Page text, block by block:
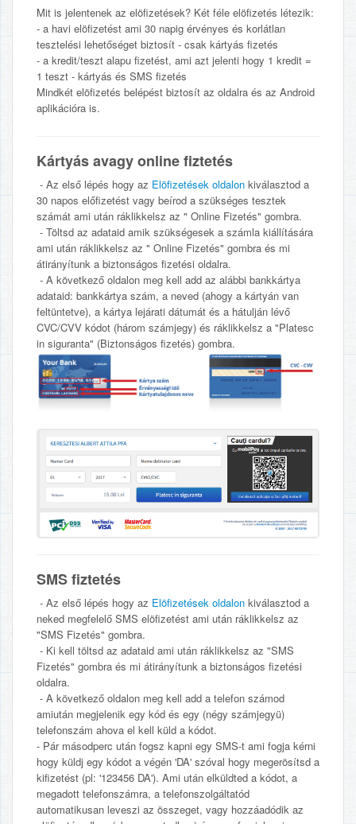
Mit is jelentenek az elöfizetések? Két féle elöfizetés létezik:
- a havi elöfizetést ami 30 napig érvényes és korlátlan
tesztelési lehetőséget biztosít - csak kártyás fizetés
- a kredit/teszt alapu fizetést, ami azt jelenti hogy 1 kredit =
1 teszt - kártyás és SMS fizetés
Mindkét elöfizetés belépést biztosít az oldalra és az Android
aplikációra is.
Kártyás avagy online fiztetés
- Az első lépés hogy az Elöfizetések oldalon kiválasztod a
30 napos előfizetést vagy beírod a szükséges tesztek
számát ami után ráklikkelsz az " Online Fizetés" gombra.
- Töltsd az adataid amik szükségesek a számla kiállítására
ami után ráklikkelsz az " Online Fizetés" gombra és mi
átirányítunk a biztonságos fizetési oldalra.
- A következő oldalon meg kell add az alábbi bankkártya
adataid: bankkártya szám, a neved (ahogy a kártyán van
feltüntetve), a kártya lejárati dátumát és a hátulján lévő
CVC/CVV kódot (három számjegy) és ráklikkelsz a "Platesc
in siguranta" (Biztonságos fizetés) gombra.
SMS fiztetés
- Az első lépés hogy az Elöfizetések oldalon kiválasztod a
neked megfelelő SMS elöfizetést ami után ráklikkelsz az
"SMS Fizetés" gombra.
- Ki kell töltsd az adataid ami után ráklikkelsz az "SMS
Fizetés" gombra és mi átirányítunk a biztonságos fizetési
oldalra.
- A következő oldalon meg kell add a telefon számod
amiután megjelenik egy kód és egy (négy számjegyü)
telefonszám ahova el kell küld a kódot.
- Pár másodperc után fogsz kapni egy SMS-t ami fogja kérni
hogy küldj egy kódot a végén 'DA' szóval hogy megerösítsd a
kifizetést (pl: '123456 DA'). Ami után elküldted a kódot, a
megadott telefonszámra, a telefonszolgáltatód
automatikusan leveszi az összeget, vagy hozzáadódik az